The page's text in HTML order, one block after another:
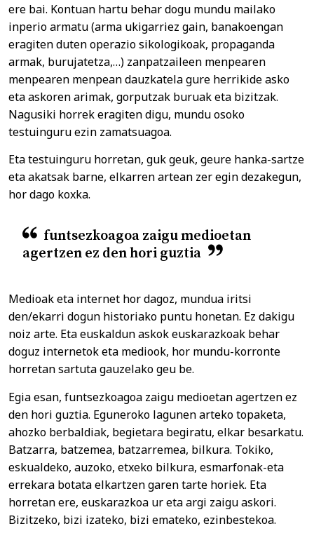
ere bai. Kontuan hartu behar dogu mundu mailako
inperio armatu (arma ukigarriez gain, banakoengan
eragiten duten operazio sikologikoak, propaganda
armak, burujatetza,…) zanpatzaileen menpearen
menpearen menpean dauzkatela gure herrikide asko
eta askoren arimak, gorputzak buruak eta bizitzak.
Nagusiki horrek eragiten digu, mundu osoko
testuinguru ezin zamatsuagoa.
Eta testuinguru horretan, guk geuk, geure hanka-sartze
eta akatsak barne, elkarren artean zer egin dezakegun,
hor dago koxka.
funtsezkoagoa zaigu medioetan
agertzen ez den hori guztia
Medioak eta internet hor dagoz, mundua iritsi
den/ekarri dogun historiako puntu honetan. Ez dakigu
noiz arte. Eta euskaldun askok euskarazkoak behar
doguz internetok eta mediook, hor mundu-korronte
horretan sartuta gauzelako geu be.
Egia esan, funtsezkoagoa zaigu medioetan agertzen ez
den hori guztia. Eguneroko lagunen arteko topaketa,
ahozko berbaldiak, begietara begiratu, elkar besarkatu.
Batzarra, batzemea, batzarremea, bilkura. Tokiko,
eskualdeko, auzoko, etxeko bilkura, esmarfonak-eta
errekara botata elkartzen garen tarte horiek. Eta
horretan ere, euskarazkoa ur eta argi zaigu askori.
Bizitzeko, bizi izateko, bizi emateko, ezinbestekoa.